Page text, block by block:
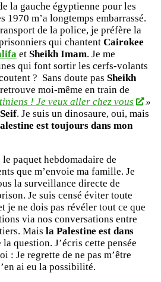
la gauche égyptienne pour les
1970 m’a longtemps embarrassé.
de la police, je préfère la
qui chantent Cairokee
et Sheikh Imam. Je me
qui font sortir les cerfs-volants
? Sans doute pas Sheikh
moi-même en train de
! Je veux aller chez vous
»
. Je suis un dinosaure, oui, mais
est toujours dans mon
paquet hebdomadaire de
que m’envoie ma famille. Je
la surveillance directe de
Je suis censé éviter toute
je ne dois pas révéler tout ce que
via nos conversations entre
Mais la Palestine est dans
question. J’écris cette pensée
: Je regrette de ne pas m’être
ai eu la possibilité.